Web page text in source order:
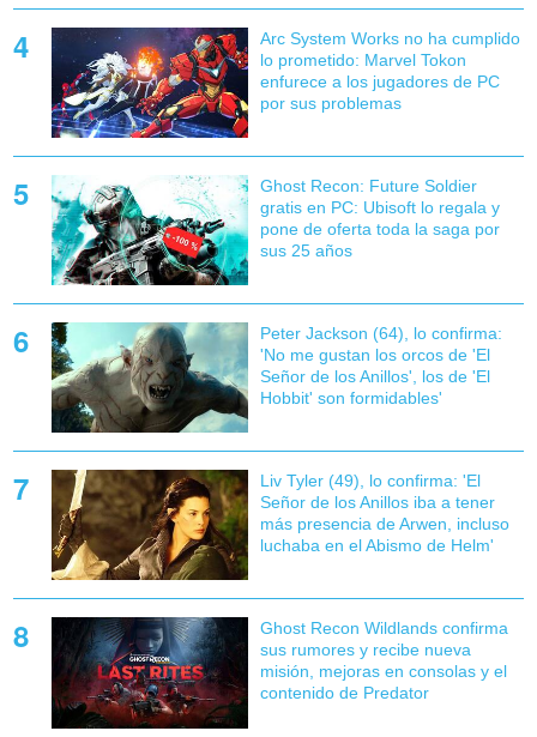
Arc System Works no ha cumplido
lo prometido: Marvel Tokon
enfurece a los jugadores de PC
por sus problemas
Ghost Recon: Future Soldier
gratis en PC: Ubisoft lo regala y
pone de oferta toda la saga por
sus 25 años
Peter Jackson (64), lo confirma:
'No me gustan los orcos de 'El
Señor de los Anillos', los de 'El
Hobbit' son formidables'
Liv Tyler (49), lo confirma: 'El
Señor de los Anillos iba a tener
más presencia de Arwen, incluso
luchaba en el Abismo de Helm'
Ghost Recon Wildlands confirma
sus rumores y recibe nueva
misión, mejoras en consolas y el
contenido de Predator